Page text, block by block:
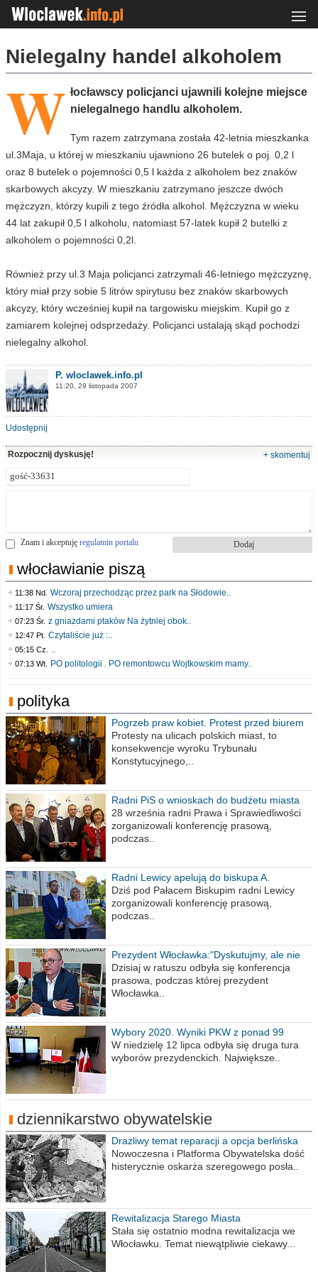
Nielegalny handel alkoholem
W łocławscy policjanci ujawnili kolejne miejsce
nielegalnego handlu alkoholem.
Tym razem zatrzymana została 42-letnia mieszkanka
ul.3Maja, u której w mieszkaniu ujawniono 26 butelek o poj. 0,2 l
oraz 8 butelek o pojemności 0,5 l każda z alkoholem bez znaków
skarbowych akcyzy. W mieszkaniu zatrzymano jeszcze dwóch
mężczyzn, którzy kupili z tego źródła alkohol. Mężczyzna w wieku
44 lat zakupił 0,5 l alkoholu, natomiast 57-latek kupił 2 butelki z
alkoholem o pojemności 0,2l.
Również przy ul.3 Maja policjanci zatrzymali 46-letniego mężczyznę,
który miał przy sobie 5 litrów spirytusu bez znaków skarbowych
akcyzy, który wcześniej kupił na targowisku miejskim. Kupił go z
zamiarem kolejnej odsprzedaży. Policjanci ustalają skąd pochodzi
nielegalny alkohol.
P. wloclawek.info.pl
11:20, 29 listopada 2007
Udostępnij
Rozpocznij dyskusję! + skomentuj
Znam i akceptuję regulamin portalu
włocławianie piszą
11:38 Nd. Wczoraj przechodząc przez park na Słodowie..
11:17 Śr. Wszystko umiera
07:23 Śr. z gniazdami ptaków Na żytniej obok..
12:47 Pt. Czytaliście już :..
05:15 Cz. ..
07:13 Wt. PO politologii . PO remontowcu Wojtkowskim mamy..
polityka
Pogrzeb praw kobiet. Protest przed biurem
poselskim PiS
Protesty na ulicach polskich miast, to
konsekwencje wyroku Trybunału
Konstytucyjnego,..
Radni PiS o wnioskach do budżetu miasta
na 2021 rok
28 września radni Prawa i Sprawiedliwości
zorganizowali konferencję prasową,
podczas..
Radni Lewicy apelują do biskupa A.
Wiesława Meringa
Dziś pod Pałacem Biskupim radni Lewicy
zorganizowali konferencję prasową,
podczas..
Prezydent Włocławka:"Dyskutujmy, ale nie
obrażajmy się”
Dzisiaj w ratuszu odbyła się konferencja
prasowa, podczas której prezydent
Włocławka..
Wybory 2020. Wyniki PKW z ponad 99
procent obwodów
W niedzielę 12 lipca odbyła się druga tura
wyborów prezydenckich. Największe..
dziennikarstwo obywatelskie
Drażliwy temat reparacji a opcja berlińska
Nowoczesna i Platforma Obywatelska dość
histerycznie oskarża szeregowego posła..
Rewitalizacja Starego Miasta
Stała się ostatnio modna rewitalizacja we
Włocławku. Temat niewątpliwie ciekawy...